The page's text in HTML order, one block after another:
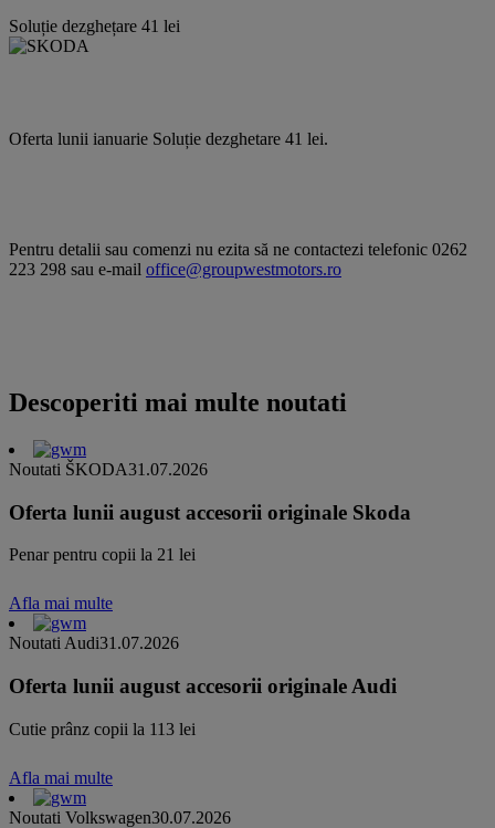
Soluție dezghețare 41 lei
Oferta lunii ianuarie Soluție dezghetare 41 lei.
Pentru detalii sau comenzi nu ezita să ne contactezi telefonic 0262
223 298 sau e-mail office@groupwestmotors.ro
Descoperiti mai multe noutati
Noutati ŠKODA31.07.2026
Oferta lunii august accesorii originale Skoda
Penar pentru copii la 21 lei
Afla mai multe
Noutati Audi31.07.2026
Oferta lunii august accesorii originale Audi
Cutie prânz copii la 113 lei
Afla mai multe
Noutati Volkswagen30.07.2026